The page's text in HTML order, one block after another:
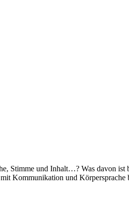
Stimme und Inhalt…? Was davon ist
Kommunikation und Körpersprache